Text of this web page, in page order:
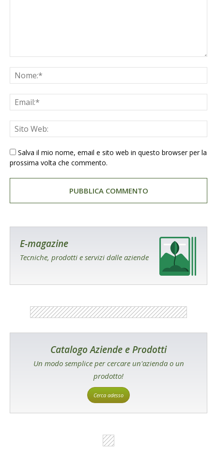
Salva il mio nome, email e sito web in questo browser per la
prossima volta che commento.
E-magazine
Tecniche, prodotti e servizi dalle aziende
Catalogo Aziende e Prodotti
Un modo semplice per cercare un'azienda o un
prodotto!
Cerca adesso